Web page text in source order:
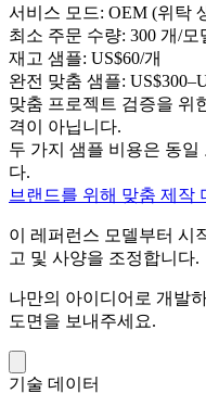
서비스 모드: OEM (위탁
최소 주문 수량: 300 개/모
재고 샘플: US$60/개
완전 맞춤 샘플:
맞춤 프로젝트 검증을 위
격이 아닙니다.
두 가지 샘플 비용은 동일
다.
브랜드를 위해 맞춤 제작
이 레퍼런스 모델부터 시
고 및 사양을 조정합니다.
나만의 아이디어로 개발
도면을 보내주세요.
기술 데이터